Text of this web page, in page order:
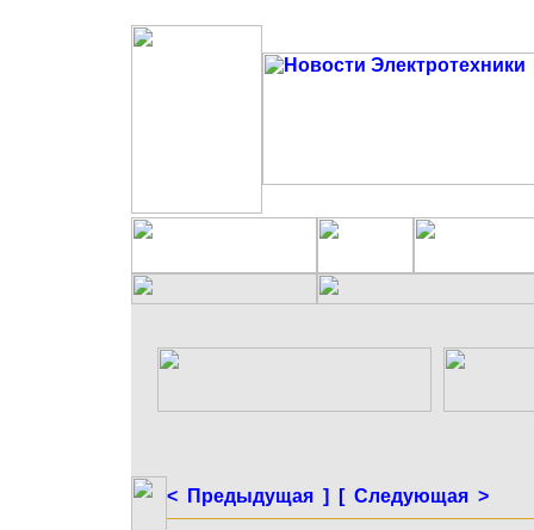
< Предыдущая ] [ Следующая >